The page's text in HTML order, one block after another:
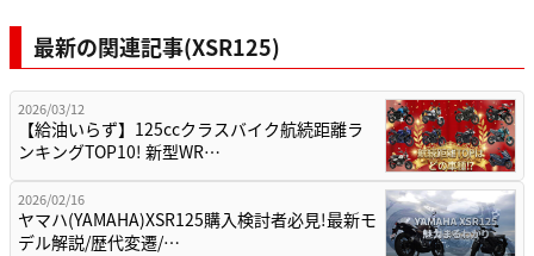
最新の関連記事(XSR125)
2026/03/12
【給油いらず】125ccクラスバイク航続距離ラ
ンキングTOP10! 新型WR…
2026/02/16
ヤマハ(YAMAHA)XSR125購入検討者必見!最新モ
デル解説/歴代変遷/…